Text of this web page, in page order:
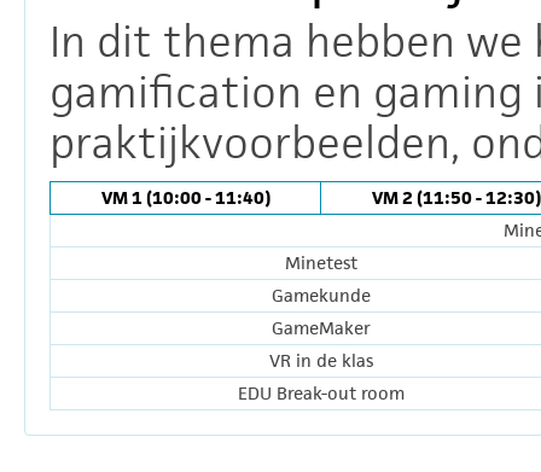
In dit thema hebben we
gamification en gaming
praktijkvoorbeelden,
VM 1 (10:00 - 11:40)
VM 2 (11:50 - 12:30)
Minetest
Gamekunde
GameMaker
VR in de klas
EDU Break-out room